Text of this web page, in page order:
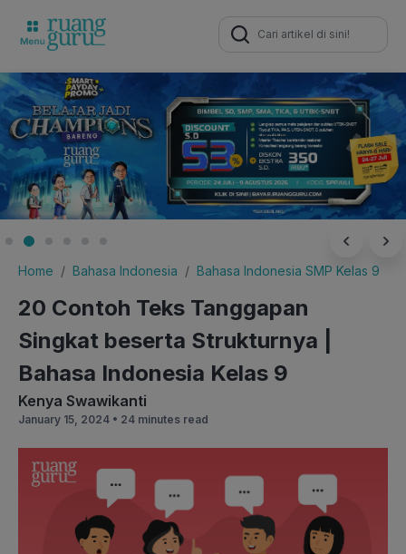
Search
for:
Home Bahasa Indonesia Bahasa Indonesia SMP Kelas 9
20 Contoh Teks Tanggapan
Singkat beserta Strukturnya |
Bahasa Indonesia Kelas 9
Kenya Swawikanti
January 15, 2024 • 24 minutes read